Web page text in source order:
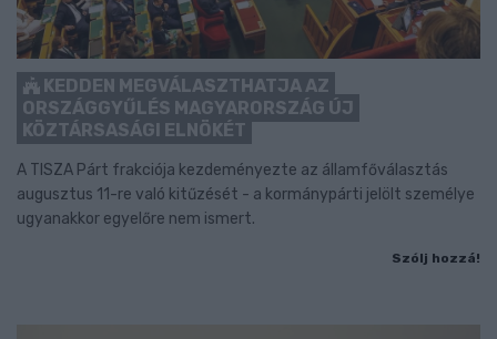
KEDDEN MEGVÁLASZTHATJA AZ
ORSZÁGGYŰLÉS MAGYARORSZÁG ÚJ
KÖZTÁRSASÁGI ELNÖKÉT
A TISZA Párt frakciója kezdeményezte az államfőválasztás
augusztus 11-re való kitűzését - a kormánypárti jelölt személye
ugyanakkor egyelőre nem ismert.
Szólj hozzá!